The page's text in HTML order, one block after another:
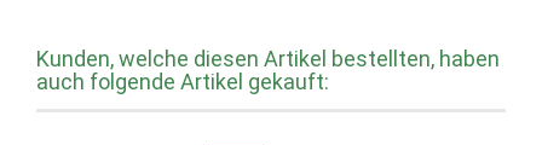
Kunden, welche diesen Artikel bestellten, haben
auch folgende Artikel gekauft: